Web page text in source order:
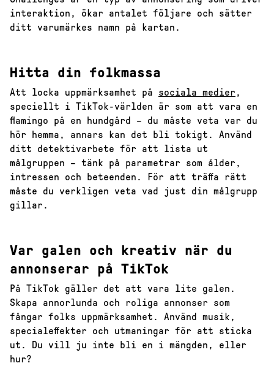
interaktion, ökar antalet följare och sätter
ditt varumärkes namn på kartan.
Hitta din folkmassa
Att locka uppmärksamhet på sociala medier ,
speciellt i TikTok-världen är som att vara en
flamingo på en hundgård – du måste veta var du
hör hemma, annars kan det bli tokigt. Använd
ditt detektivarbete för att lista ut
målgruppen – tänk på parametrar som ålder,
intressen och beteenden. För att träffa rätt
måste du verkligen veta vad just din målgrupp
gillar.
Var galen och kreativ när du
annonserar på TikTok
På TikTok gäller det att vara lite galen.
Skapa annorlunda och roliga annonser som
fångar folks uppmärksamhet. Använd musik,
special­effekter och utmaningar för att sticka
ut. Du vill ju inte bli en i mängden, eller
hur?